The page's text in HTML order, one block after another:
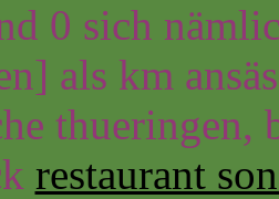
0 sich
als km
restaurant